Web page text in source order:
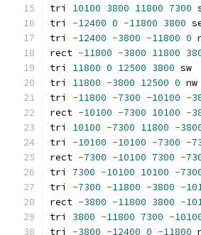
tri 10100 3800 11800 7300
tri -12400 0 -11800 3800
tri -12400 -3800 -11800 0
rect -11800 -3800 11800
tri 11800 0 12500 3800 sw
tri 11800 -3800 12500 0 nw
tri -11800 -7300 -10100 -
rect -10100 -7300 10100 -
tri 10100 -7300 11800 -
tri -10100 -10100 -7300 -
rect -7300 -10100 7300 -
tri 7300 -10100 10100 -
tri -7300 -11800 -3800 -
rect -3800 -11800 3800 -
tri 3800 -11800 7300 -
tri -3800 -12400 0 -11800